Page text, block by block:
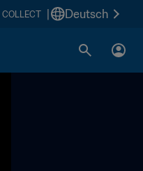
COLLECT Deutsch